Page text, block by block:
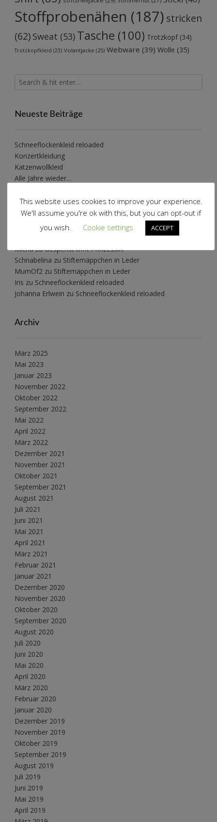
Stoffprobenähen (187) stricken
(62) Sweat (53) Tasche (100) Trotzkopf(34)
Trotzkopfkleid (23) Volantjacke (25) Webware (39) Wolle (35)
Neueste Beiträge
Schneeflockenkleid reloaded
Konzertkleidung
Katzenwollkleid
Alle Jahre wieder…
Neueste Kommentare
MichazuGespenst trifft Prinzessin!
Schnabelina zu Stiftemäppchen in Leder
MumOf2 zu Stiftemäppchen in Leder
Iris zu Schneeflockenkleid reloaded
Johanna Erlwein zu Schneeflockenkleid reloaded
Archiv
März 2025
Mai 2023
Januar 2023
November 2022
Oktober 2022
September 2022
Mai 2022
April 2022
März 2022
Dezember 2021
November 2021
Oktober 2021
September 2021
August 2021
Juli 2021
Juni 2021
Mai 2021
April 2021
März 2021
Februar 2021
Januar 2021
Dezember 2020
November 2020
Oktober 2020
September 2020
August 2020
Juli 2020
Juni 2020
Mai 2020
April 2020
März 2020
Februar 2020
Januar 2020
Dezember 2019
November 2019
Oktober 2019
September 2019
August 2019
Juli 2019
Juni 2019
Mai 2019
April 2019
This website uses cookies to improve your experience.
We'll assume you're ok with this, but you can opt-out if
you wish.
Cookie settings ACCEPT